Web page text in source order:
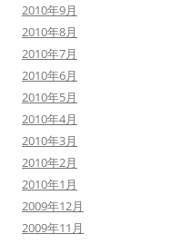
2010年9月
2010年8月
2010年7月
2010年6月
2010年5月
2010年4月
2010年3月
2010年2月
2010年1月
2009年12月
2009年11月